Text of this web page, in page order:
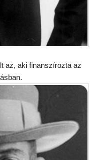
az, aki finanszírozta az